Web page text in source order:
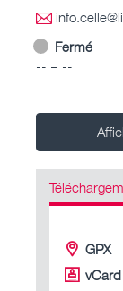
Fermé
-- – --
GPX
vCard